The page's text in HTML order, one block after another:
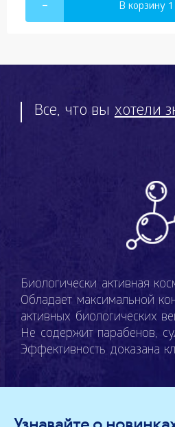
В корзину 1
Все, что выхотели
Биологически активная
Обладает максимальной
активных биологических
Не содержит парабенов,
Эффективность доказана